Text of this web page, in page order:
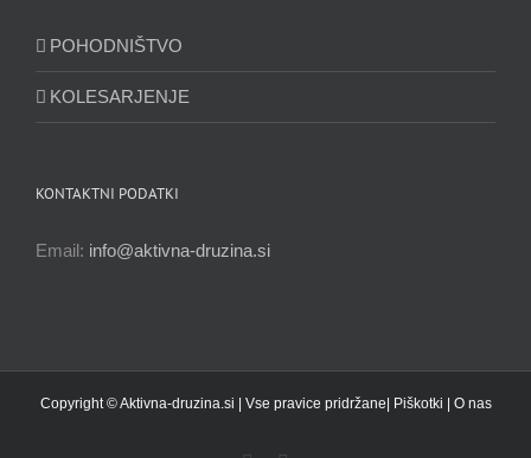
POHODNIŠTVO
KOLESARJENJE
KONTAKTNI PODATKI
Email: info@aktivna-druzina.si
Copyright © Aktivna-druzina.si | Vse pravice pridržane| Piškotki O nas